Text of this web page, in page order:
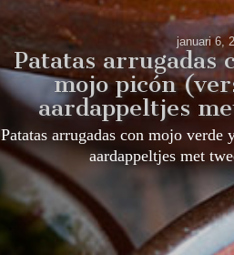
januari 6,
Patatas arrugadas
mojo picón
aardappeltjes
Patatas arrugadas con mojo
aardappeltjes met